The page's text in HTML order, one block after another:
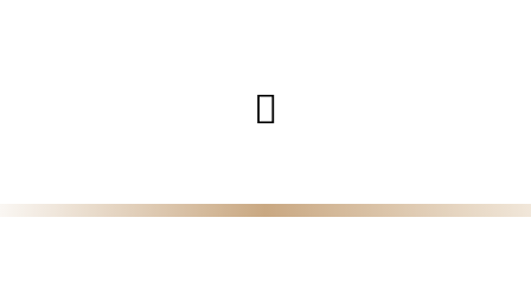
Hauptmenü